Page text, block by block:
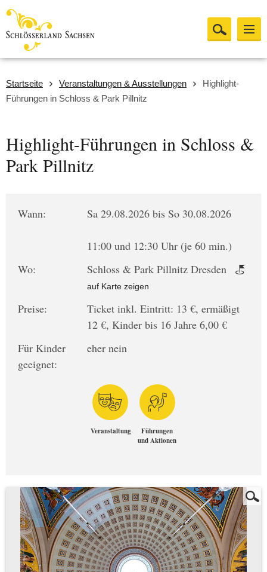
Startseite Veranstaltungen & Ausstellungen
Highlight-
Führungen in Schloss & Park Pillnitz
Highlight-Führungen in Schloss &
Park Pillnitz
Wann: Sa 29.08.2026 bis So 30.08.2026
11:00 und 12:30 Uhr (je 60 min.)
Wo:
Schloss & Park Pillnitz Dresden
auf Karte zeigen
Preise:
Ticket inkl. Eintritt: 13 €, ermäßigt
12 €, Kinder bis 16 Jahre 6,00 €
Für Kinder
geeignet:
eher nein
Veranstaltung
Führungen
und Aktionen